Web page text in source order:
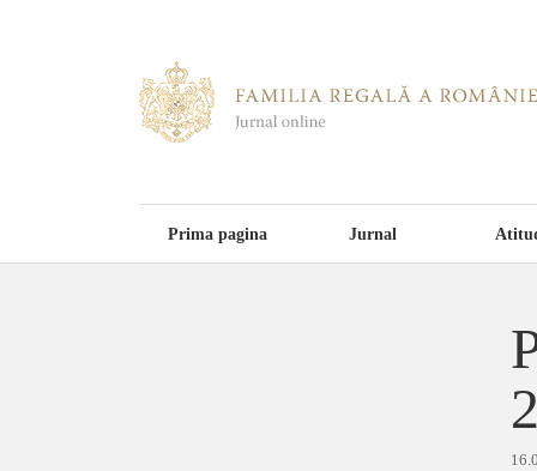
Prima pagina Jurnal